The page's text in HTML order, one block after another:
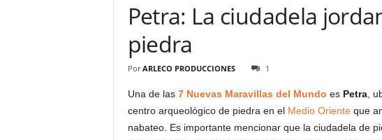
Petra: La ciudadela
piedra
Por ARLECO PRODUCCIONES 1
Una de las 7 Nuevas Maravillas del Mundo es Petra,
centro arqueológico de piedra en el Medio Orienteque
nabateo. Es importante mencionar que la ciudadela de